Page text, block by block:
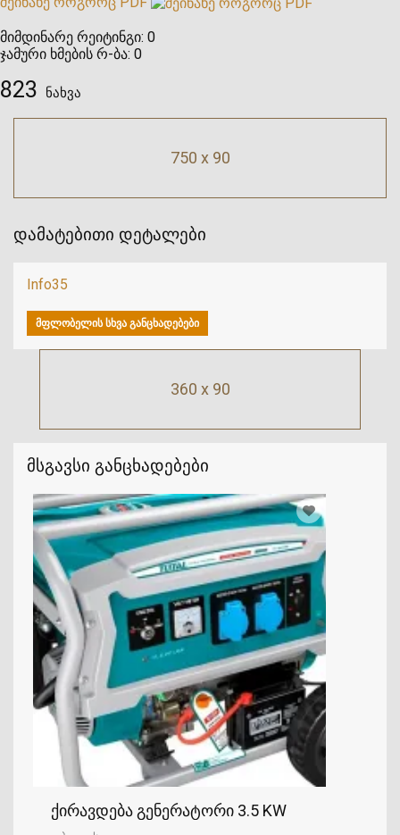
360 x 90
მსგავსი განცხადებები
ქირავდება გენერატორი 3.5 KW
მიმდინარე რეიტინგი: 0
ჯამური ხმების რ-ბა: 0
823 ნახვა
750 x 90
დამატებითი დეტალები
Info35
ᲛᲤᲚᲝᲑᲔᲚᲘᲡ ᲡᲮᲕᲐ ᲒᲐᲜᲪᲮᲐᲓᲔᲑᲔᲑᲘ